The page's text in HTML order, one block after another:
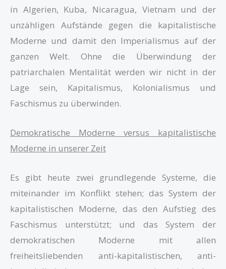
in Algerien, Kuba, Nicaragua, Vietnam und der
unzähligen Aufstände gegen die kapitalistische
Moderne und damit den Imperialismus auf der
ganzen Welt. Ohne die Überwindung der
patriarchalen Mentalität werden wir nicht in der
Lage sein, Kapitalismus, Kolonialismus und
Faschismus zu überwinden.
Demokratische Moderne versus kapitalistische
Moderne in unserer Zeit
Es gibt heute zwei grundlegende Systeme, die
miteinander im Konflikt stehen; das System der
kapitalistischen Moderne, das den Aufstieg des
Faschismus unterstützt; und das System der
demokratischen Moderne mit allen
freiheitsliebenden anti-kapitalistischen, anti-